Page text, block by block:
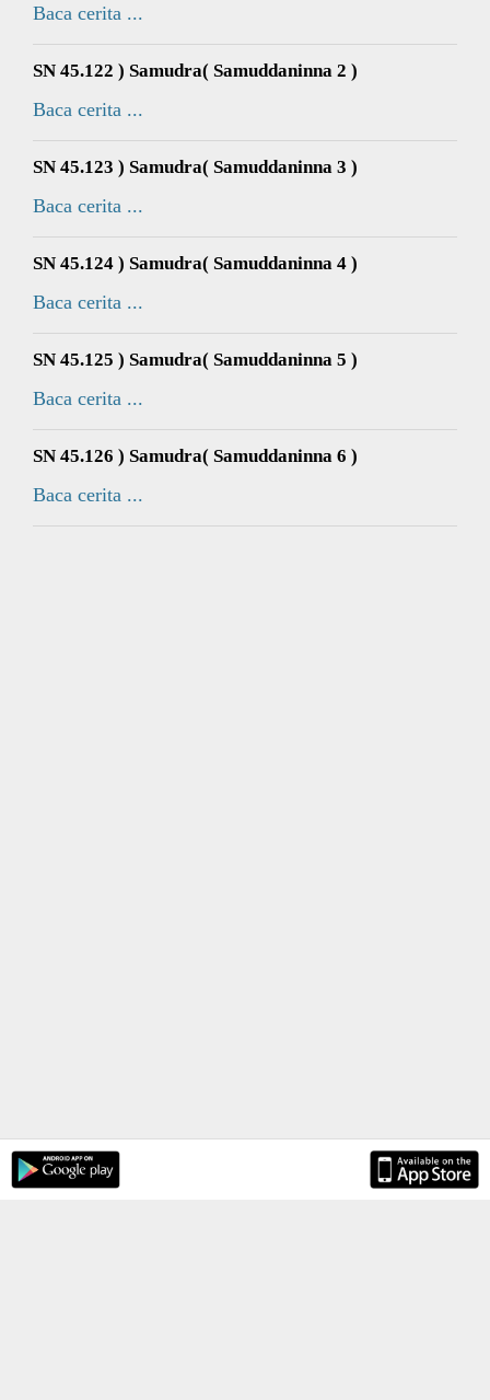
Baca cerita ...
SN 45.122 ) Samudra( Samuddaninna 2 )
Baca cerita ...
SN 45.123 ) Samudra( Samuddaninna 3 )
Baca cerita ...
SN 45.124 ) Samudra( Samuddaninna 4 )
Baca cerita ...
SN 45.125 ) Samudra( Samuddaninna 5 )
Baca cerita ...
SN 45.126 ) Samudra( Samuddaninna 6 )
Baca cerita ...